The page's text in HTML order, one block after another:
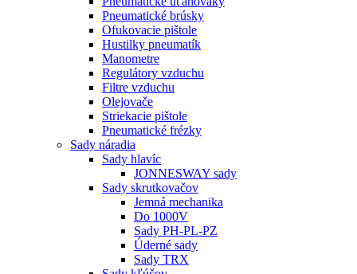
Pneumatické brúsky
Ofukovacie pištole
Hustilky pneumatík
Manometre
Regulátory vzduchu
Filtre vzduchu
Olejovače
Striekacie pištole
Pneumatické frézky
Sady náradia
Sady hlavíc
JONNESWAY sady
Sady skrutkovačov
Jemná mechanika
Do 1000V
Sady PH-PL-PZ
Úderné sady
Sady TRX